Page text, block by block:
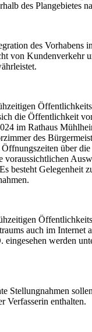
des Plangebietes
des Vorhabens
von Kundenverkehr
die Öffentlichkeit
im Rathaus
des
über
voraussichtlichen
besteht Gelegenheit
auch im Internet
eingesehen werden
Stellungnahmen
Verfasserin enthalten.